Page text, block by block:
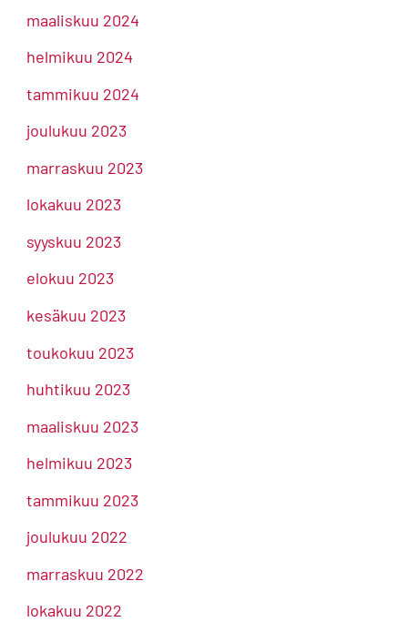
maaliskuu 2024
helmikuu 2024
tammikuu 2024
joulukuu 2023
marraskuu 2023
lokakuu 2023
syyskuu 2023
elokuu 2023
kesäkuu 2023
toukokuu 2023
huhtikuu 2023
maaliskuu 2023
helmikuu 2023
tammikuu 2023
joulukuu 2022
marraskuu 2022
lokakuu 2022